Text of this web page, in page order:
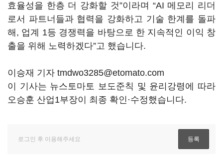
효율성을 한층 더 강화할 것”이라며 “AI 메모리 리더
로서 파트너들과 협력을 강화하고 기술 한계를 돌파
해, 업계 1등 경쟁력을 바탕으로 한 지속적인 이익 창
출을 위해 노력하겠다”고 했습니다.
이승재 기자 tmdwo3285@etomato.com
이 기사는 뉴스토마토 보도준칙 및 윤리강령에 따라
오승훈 산업1부장이 최종 확인·수정했습니다.